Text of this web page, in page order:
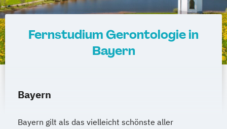
Fernstudium Gerontologie in
Bayern
Bayern
Bayern gilt als das vielleicht schönste aller